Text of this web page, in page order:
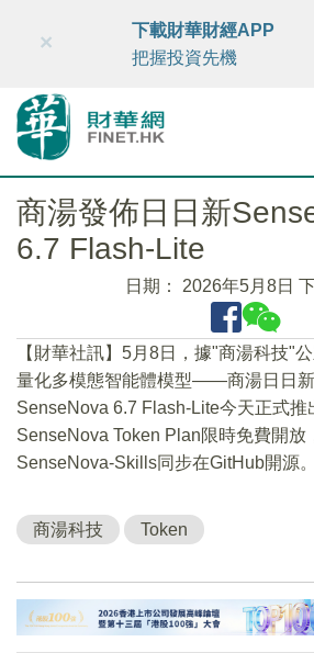
財華智庫網 FINTV FINMETA
×
下載財華財經APP
把握投資先機
商湯發佈日日新
6.7 Flash-Lite
日期： 2026年5月8日
【財華社訊】5月8日，據"商湯科技"
量化多模態智能體模型——商湯日日新
SenseNova 6.7 Flash-Lite今天正式推
SenseNova Token Plan限時免費開放
SenseNova-Skills同步在GitHub開源。
商湯科技 Token